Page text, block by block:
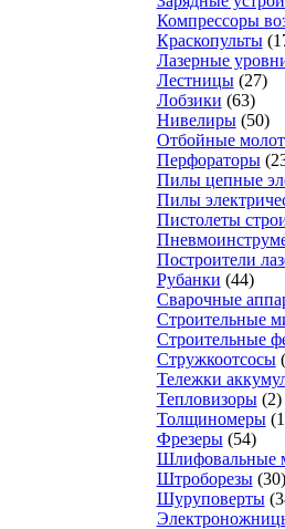
Компрессоры
Краскопульты
Лазерные
Лестницы (27)
Лобзики (63)
Нивелиры (50)
Отбойные
Перфораторы
Пилы цепные
Пилы
Пистолеты
Построители
Рубанки (44)
Сварочные
Строительные
Строительные
Стружкоотсосы
Тележки
Тепловизоры (2)
Толщиномеры
Фрезеры (54)
Шлифовальные
Штроборезы (30)
Шуруповерты